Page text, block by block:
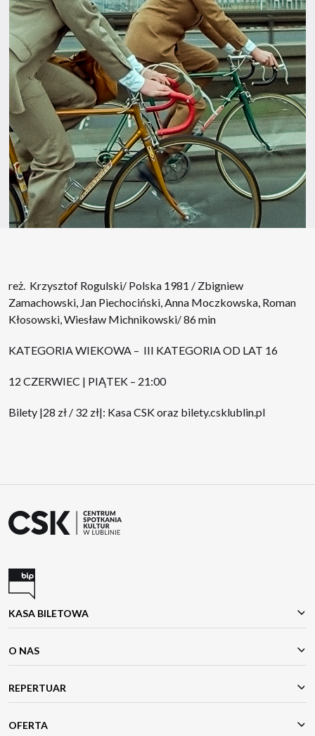
reż. Krzysztof Rogulski/ Polska 1981 / Zbigniew
Zamachowski, Jan Piechociński, Anna Moczkowska, Roman
Kłosowski, Wiesław Michnikowski/ 86 min
KATEGORIA WIEKOWA – III KATEGORIA OD LAT 16
12 CZERWIEC | PIĄTEK – 21:00
Bilety |28 zł / 32 zł|: Kasa CSK oraz bilety.csklublin.pl
KASA BILETOWA
O NAS
REPERTUAR
OFERTA